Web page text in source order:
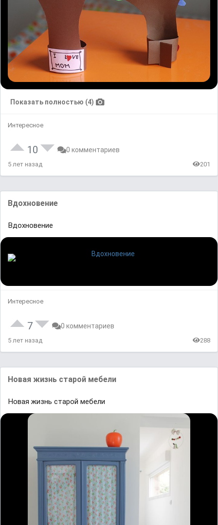
Показать полностью (4)
Интересное
10 0 комментариев
5 лет назад 201
Вдохновение
Вдохновение
Интересное
7 0 комментариев
5 лет назад 288
Новая жизнь старой мебели
Новая жизнь старой мебели